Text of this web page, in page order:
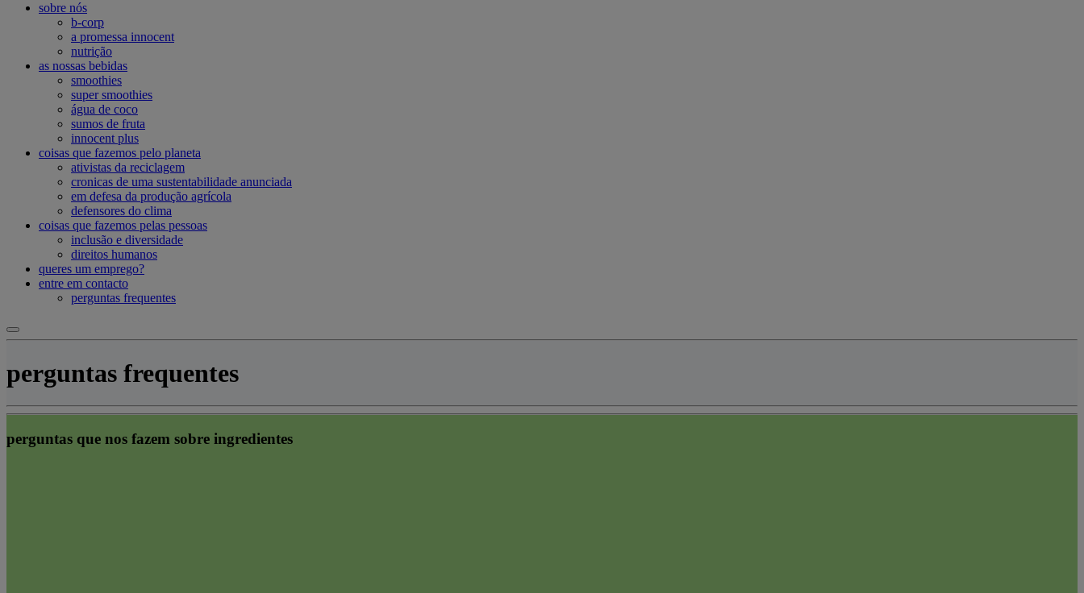
sobre nós
b-corp
a promessa innocent
nutrição
as nossas bebidas
smoothies
super smoothies
água de coco
sumos de fruta
innocent plus
coisas que fazemos pelo planeta
ativistas da reciclagem
cronicas de uma sustentabilidade anunciada
em defesa da produção agrícola
defensores do clima
coisas que fazemos pelas pessoas
inclusão e diversidade
direitos humanos
queres um emprego?
entre em contacto
perguntas frequentes
perguntas frequentes
perguntas que nos fazem sobre ingredientes